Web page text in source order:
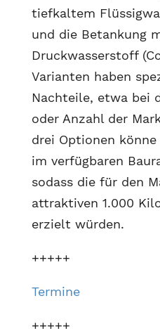
tiefkaltem
und die Betankung
Druckwasserstoff
Varianten haben
Nachteile, etwa bei
oder Anzahl der
drei Optionen könne
im verfügbaren
sodass die für den
attraktiven 1.000
erzielt würden.
+++++
Termine
+++++